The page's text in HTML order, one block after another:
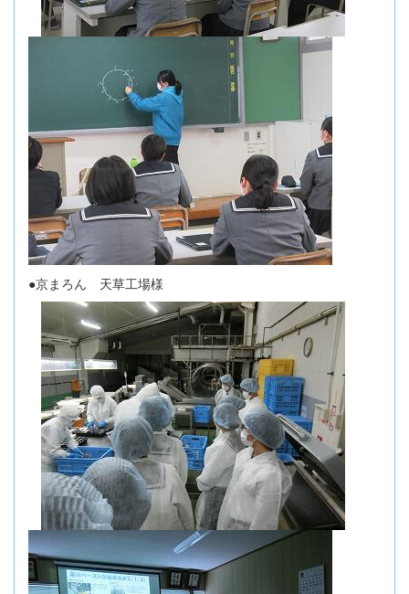
●京まろん 天草工場様